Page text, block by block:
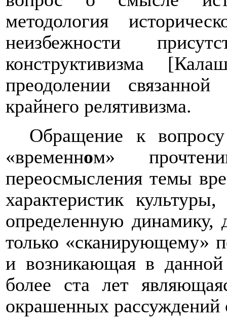
методология
неизбежности
конструктивизма
преодолении
крайнего релятивизма.
Обращение к
«временном»
переосмысления темы
характеристик
определенную динамику,
только «сканирующему»
и возникающая в данной
более ста лет
окрашенных рассуждений